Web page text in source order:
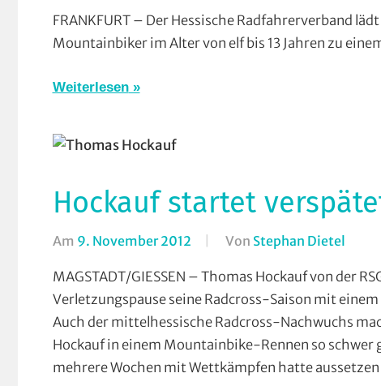
FRANKFURT – Der Hessische Radfahrerverband
Mountainbiker im Alter von elf bis 13 Jahren zu
Weiterlesen
Hockauf startet
Am 9. November 2012 Von Stephan Dietel
RSG
RSG
und
MAGSTADT/GIESSEN – Thomas Hockauf von der
Verletzungspause seine Radcross-Saison mit
Auch der mittelhessische Radcross-Nachwuchs
Hockauf in einem Mountainbike-Rennen so schwer
mehrere Wochen mit Wettkämpfen hatte